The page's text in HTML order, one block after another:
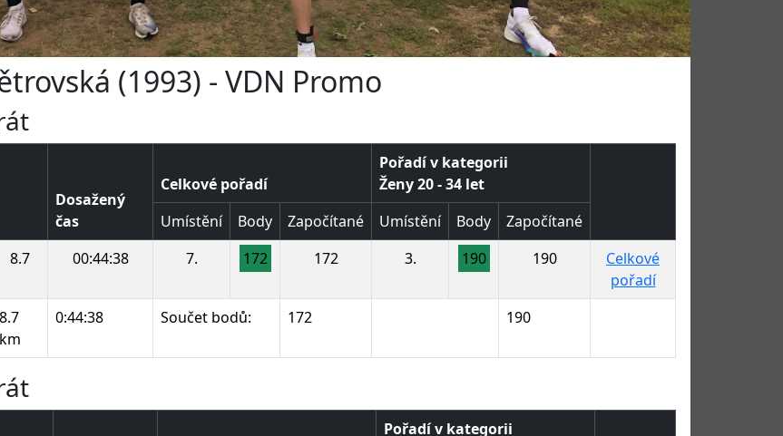
(1993) - VDN Promo
Dosažený
čas
Celkové pořadí
Pořadí v kategorii
Ženy 20 - 34 let
Umístění
Body Započítané Umístění Body
Započítané
8.7 00:44:38 7. 172 172 3. 190 190
Celkové
pořadí
8.7
km
0:44:38 Součet bodů: 172 190
Pořadí v kategorii